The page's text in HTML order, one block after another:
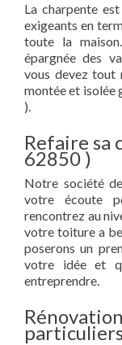
La charpente
exigeants en
toute la
épargnée des
vous devez tout
montée et isolée
).
Refaire sa
62850 )
Notre société
votre écoute
rencontrez au
votre toiture a
poserons un
votre idée et
entreprendre.